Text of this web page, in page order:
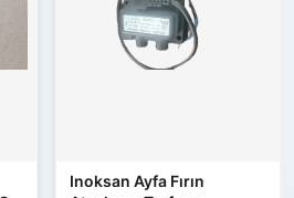
Inoksan Ayfa Fırın